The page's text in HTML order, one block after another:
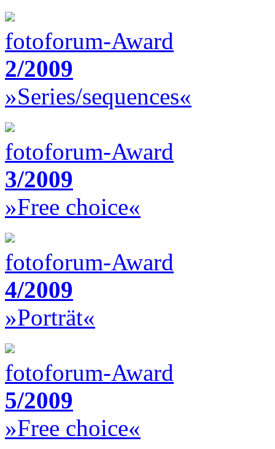
fotoforum-Award
2/2009
»Series/sequences«
fotoforum-Award
3/2009
»Free choice«
fotoforum-Award
4/2009
»Porträt«
fotoforum-Award
5/2009
»Free choice«